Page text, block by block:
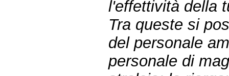
l'effettività della
Tra queste si
del personale
personale di